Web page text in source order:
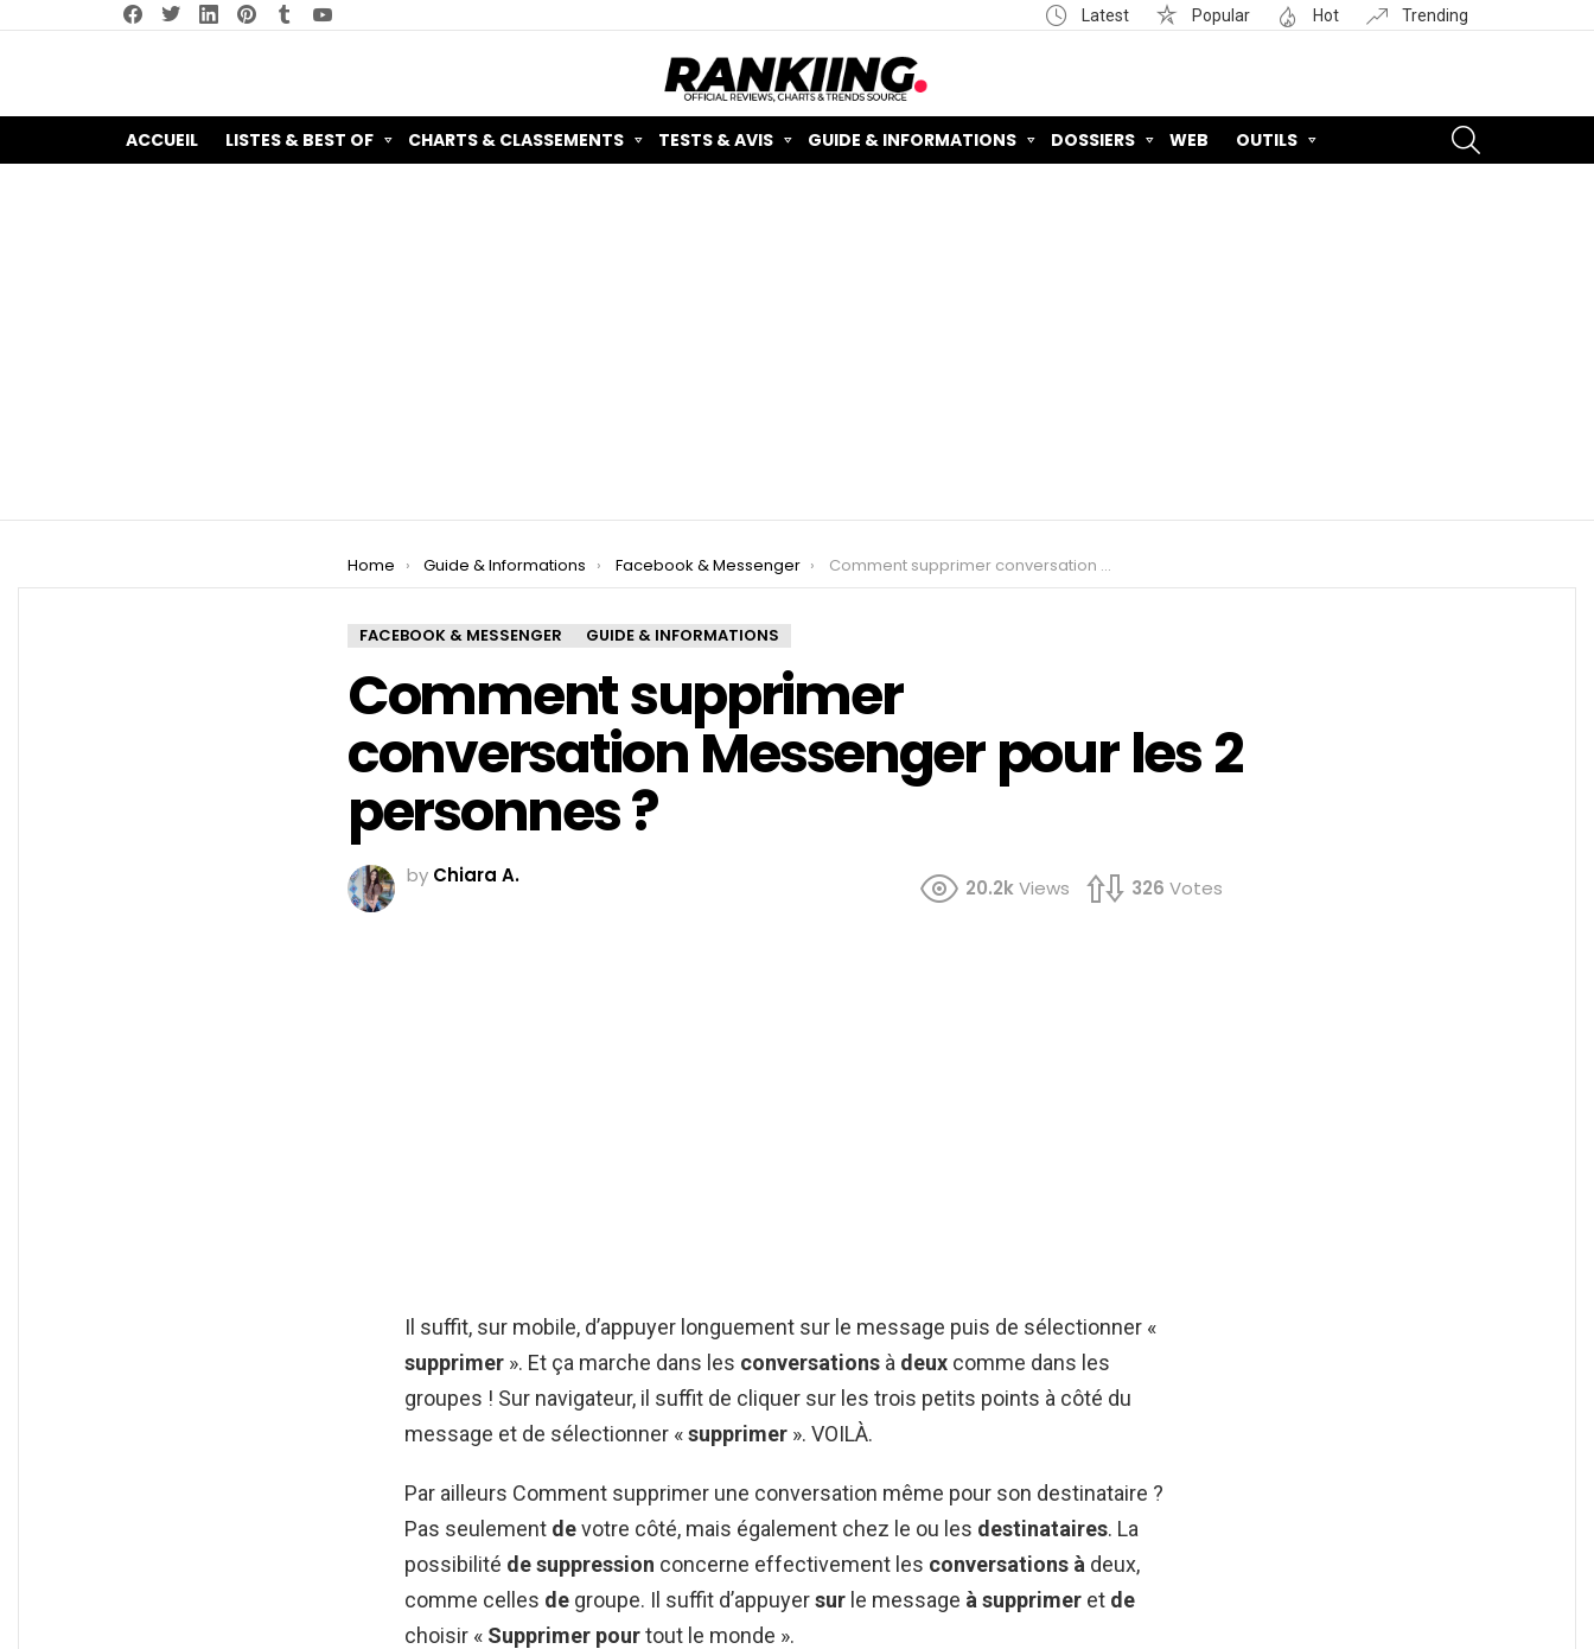
facebooktwitterlinkedin pinterest
Latest Popular Hot Trending
ACCUEIL LISTES & BEST OF CHARTS & CLASSEMENTS TESTS & AVIS GUIDE & INFORMATIONS DOSSIERS WEB OUTILS
You are here:
Home Guide & Informations Facebook & Messenger Comment supprimer conversation Messenger pour les 2 personnes ?
FACEBOOK & MESSENGER GUIDE & INFORMATIONS
Comment supprimer
conversation Messenger pour les 2
personnes ?
by Chiara A.
20.2kViews 326 Votes
Il suffit, sur mobile, d’appuyer longuement sur le message puis de sélectionner «
supprimer ». Et ça marche dans les conversations à deux comme dans les
groupes ! Sur navigateur, il suffit de cliquer sur les trois petits points à côté du
message et de sélectionner «supprimer ». VOILÀ.
Par ailleurs Comment supprimer une conversation même pour son destinataire ?
Pas seulement devotre côté, mais également chez le ou les destinataires. La
possibilité de suppression concerne effectivement les conversations à deux,
comme celles de groupe. Il suffit d’appuyersur le message à supprimer et de
choisir « Supprimer pourtout le monde ».